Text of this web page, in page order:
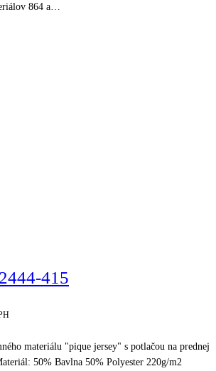
864 a…
415
materiálu "pique jersey" s potlačou na prednej
50% Bavlna 50% Polyester 220g/m2